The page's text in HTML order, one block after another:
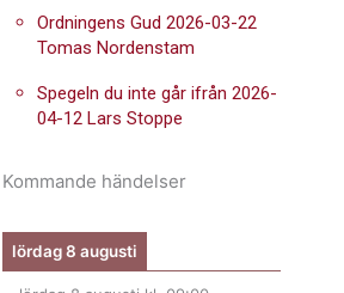
Ordningens Gud 2026-03-22
Tomas Nordenstam
Spegeln du inte går ifrån 2026-
04-12 Lars Stoppe
Kommande händelser
lördag 8 augusti